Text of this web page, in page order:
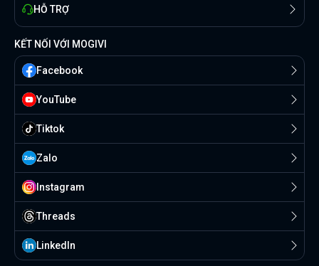
HỖ TRỢ
KẾT NỐI VỚI MOGIVI
Facebook
YouTube
Tiktok
Zalo
Instagram
Threads
Linkedln